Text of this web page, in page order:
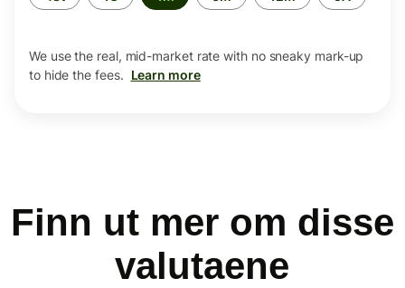
period
We use the real, mid-market rate with no sneaky mark-up
to hide the fees. Learn more
Finn ut mer om disse
valutaene